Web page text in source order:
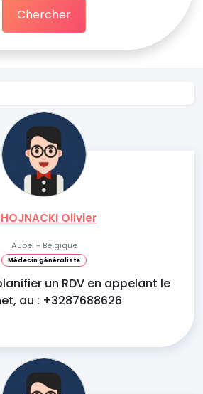
Chercher
Olivier
Aubel - Belgique
Médecin généraliste
un RDV en appelant le
au : +3287688626